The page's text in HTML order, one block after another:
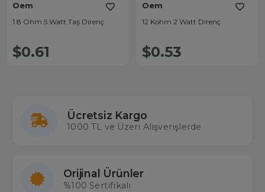
Oem
1.8 Ohm 5 Watt Taş Direnç
$0.61
Oem
12 Kohm 2 Watt Direnç
$0.53
Ücretsiz Kargo
1000 TL ve Üzeri Alışverişlerde
Orijinal Ürünler
%100 Sertifikalı